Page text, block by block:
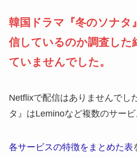
韓国ドラマ『冬のソナタ
信しているのか調査した
ていませんでした。
Netflixで配信はありませんでし
タ』はLeminoなど複数のサービ
各サービスの特徴をまとめた表